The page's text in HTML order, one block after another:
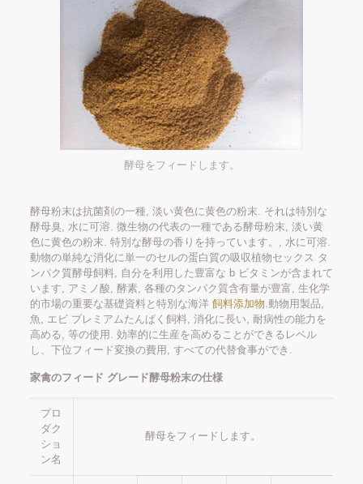
酵母をフィードします。
酵母粉末は抗菌剤の一種, 淡い黄色に黄色の粉末. それは特別な
酵母臭, 水に可溶. 微生物の代表の一種である酵母粉末, 淡い黄
色に黄色の粉末. 特別な酵母の香りを持っています。, 水に可溶.
動物の単純な消化に単一のセルの蛋白質の吸収植物セックス タ
ンパク質酵母飼料, 自分を利用した豊富な b ビタミンが含まれて
います, アミノ酸, 酵素, 各種のタンパク質含有量が豊富, 生化学
的市場の重要な基礎資料と特別な海洋 飼料添加物 .動物用製品,
魚, エビ プレミアムたんぱく飼料, 消化に長い, 耐病性の能力を
高める, 等の使用. 効率的に生産を高めることができるレベル
し、下位フィード変換の費用, すべての代替食事ができ.
家禽のフィード グレード酵母粉末の仕様
プロ
ダク
ショ
ン名
酵母をフィードします。